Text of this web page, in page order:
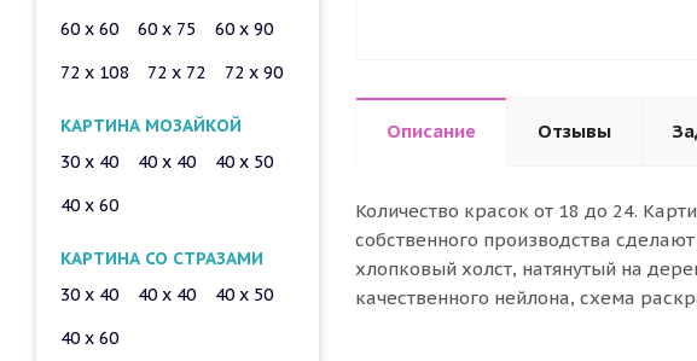
Описание Отзывы
Количество красок от 18 до 24.
собственного производства
хлопковый холст, натянутый на
качественного нейлона, схема
60 x 60
60 x 75
60 x 90
72 x 108
72 x 72 72 x 90
КАРТИНА МОЗАЙКОЙ
30 x 40
40 x 40
40 x 50
40 x 60
КАРТИНА СО СТРАЗАМИ
30 x 40
40 x 40
40 x 50
40 x 60